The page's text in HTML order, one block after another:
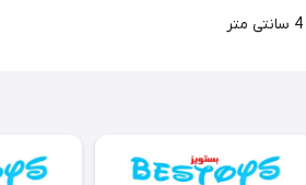
4 سانتی متر